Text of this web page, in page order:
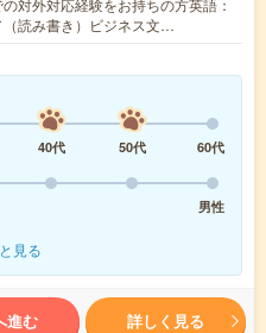
（読み書き）ビジネス文…
40代 50代
60代
男性
見る
進む 詳しく見る